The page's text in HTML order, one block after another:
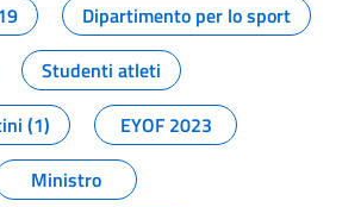
Dipartimento per lo sport
Studenti atleti
(1)
EYOF 2023
Ministro